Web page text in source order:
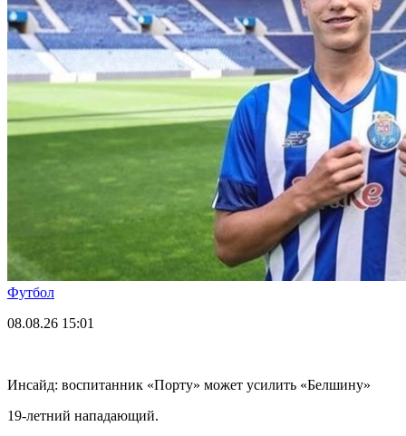
Футбол
08.08.26 15:01
Инсайд: воспитанник «Порту» может усилить «Белшину»
19-летний нападающий.